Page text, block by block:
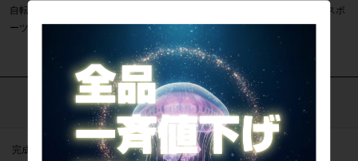
自転車専門店サイクルパラダイスではクロモリフォークその他サイズなどスポ
ーツ自転車を通販・販売・買取しています。
カテゴリで探す
完成車